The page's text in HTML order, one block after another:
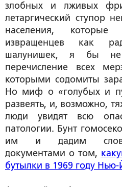
злобных и лживых
летаргический ступор
населения,
извращенцев как
шалунишек, я бы
перечисление всех
которыми содомиты
Но миф о «голубых и
развеять, и, возможно,
люди увидят всю
патологии. Бунт
им и дадим слово,
документами о том,
бутылки в 1969 году Нью-